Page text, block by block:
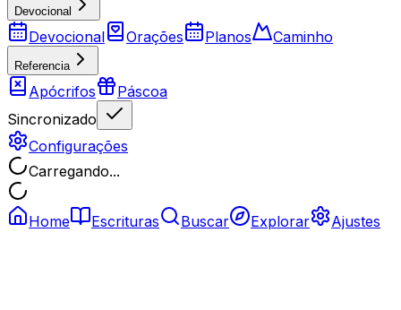
Devocional
Devocional Orações Planos Caminho
Referencia
Apócrifos
Páscoa
Sincronizado
Configurações
Carregando...
Home Escrituras Buscar Explorar Ajustes